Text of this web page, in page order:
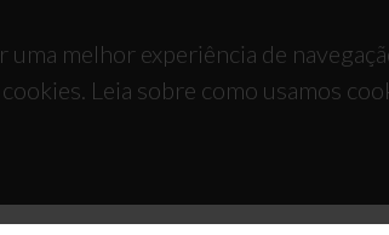
melhor experiência de
Leia sobre como usamos